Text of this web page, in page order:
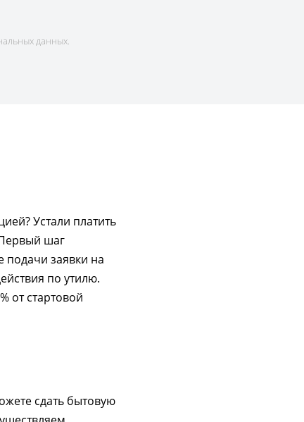
данных.
Устали платить
шаг
подачи заявки на
по утилю.
от стартовой
сдать бытовую